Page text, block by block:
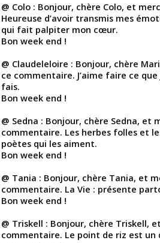
@ Colo : Bonjour, chère Colo, et
Heureuse d’avoir transmis mes
qui fait palpiter mon cœur.
Bon week end !
@ Claudeleloire : Bonjour, chère
ce commentaire. J’aime faire ce
fais.
Bon week end !
@ Sedna : Bonjour, chère Sedna, et
commentaire. Les herbes folles et
poètes qui les aiment.
Bon week end !
@ Tania : Bonjour, chère Tania, et
commentaire. La Vie : présente
Bon week end !
@ Triskell : Bonjour, chère Triskell,
commentaire. Le point de riz est